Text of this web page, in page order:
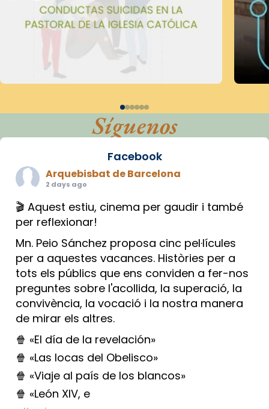
Síguenos
Facebook
Arquebisbat de Barcelona
2 days ago
🎬 Aquest estiu, cinema per gaudir i també
per reflexionar!
Mn. Peio Sánchez proposa cinc pel·lícules
per a aquestes vacances. Històries per a
tots els públics que ens conviden a fer-nos
preguntes sobre l'acollida, la superació, la
convivència, la vocació i la nostra manera
de mirar els altres.
🍿 «El día de la revelación»
🍿 «Las locas del Obelisco»
🍿 «Viaje al país de los blancos»
🍿 «León XIV, e